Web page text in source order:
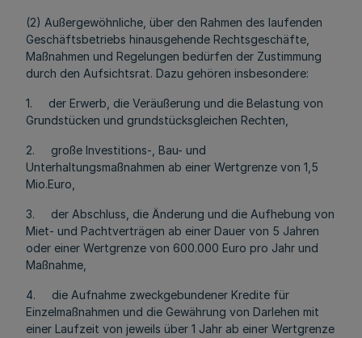
(2) Außergewöhnliche, über den Rahmen des laufenden
Geschäftsbetriebs hinausgehende Rechtsgeschäfte,
Maßnahmen und Regelungen bedürfen der Zustimmung
durch den Aufsichtsrat. Dazu gehören insbesondere:
1. der Erwerb, die Veräußerung und die Belastung von
Grundstücken und grundstücksgleichen Rechten,
2. große Investitions-, Bau- und
Unterhaltungsmaßnahmen ab einer Wertgrenze von 1,5
Mio.Euro,
3. der Abschluss, die Änderung und die Aufhebung von
Miet- und Pachtverträgen ab einer Dauer von 5 Jahren
oder einer Wertgrenze von 600.000 Euro pro Jahr und
Maßnahme,
4. die Aufnahme zweckgebundener Kredite für
Einzelmaßnahmen und die Gewährung von Darlehen mit
einer Laufzeit von jeweils über 1 Jahr ab einer Wertgrenze